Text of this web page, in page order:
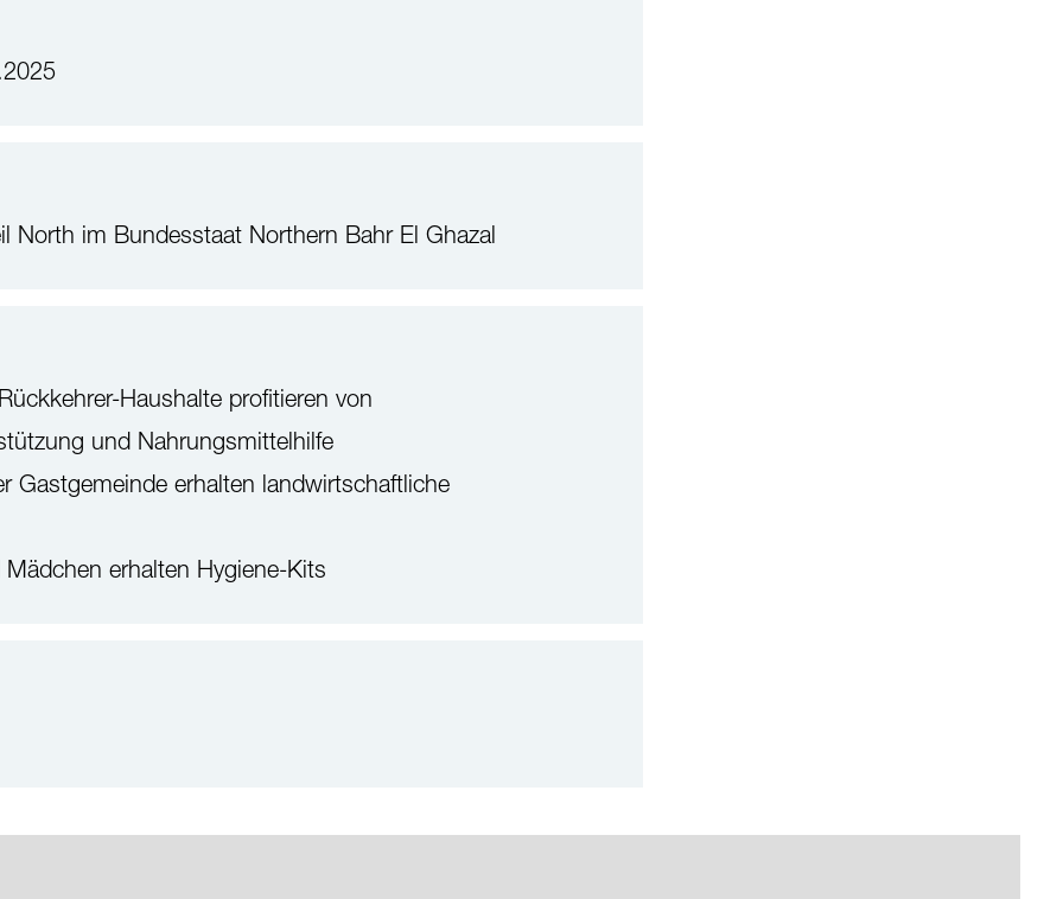
North im Bundesstaat Northern Bahr El Ghazal
Haushalte profitieren von
und Nahrungsmittelhilfe
Gastgemeinde erhalten landwirtschaftliche
erhalten Hygiene-Kits